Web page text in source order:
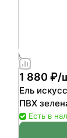
1 880 ₽/
Ель
ПВХ
Есть в